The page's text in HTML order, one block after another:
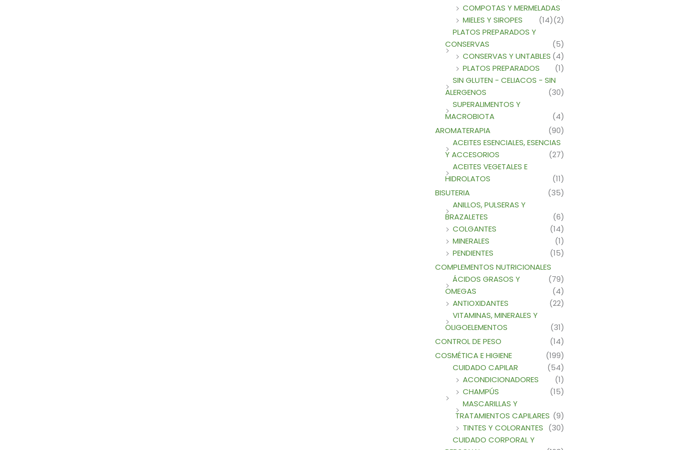
COMPOTAS Y MERMELADAS
(2)
MIELES Y SIROPES
(14)
PLATOS PREPARADOS Y
CONSERVAS
(5)
CONSERVAS Y UNTABLES (4)
PLATOS PREPARADOS
(1)
SIN GLUTEN - CELIACOS - SIN
ALERGENOS
(30)
SUPERALIMENTOS Y
MACROBIOTA
(4)
AROMATERAPIA
(90)
ACEITES ESENCIALES, ESENCIAS
Y ACCESORIOS
(27)
ACEITES VEGETALES E
HIDROLATOS
(11)
BISUTERIA
(35)
ANILLOS, PULSERAS Y
BRAZALETES
(6)
COLGANTES
(14)
MINERALES
(1)
PENDIENTES
(15)
COMPLEMENTOS NUTRICIONALES
(79)
ÁCIDOS GRASOS Y
OMEGAS
(4)
ANTIOXIDANTES
(22)
VITAMINAS, MINERALES Y
OLIGOELEMENTOS
(31)
CONTROL DE PESO
(14)
COSMÉTICA E HIGIENE
(199)
CUIDADO CAPILAR
(54)
ACONDICIONADORES
(1)
CHAMPÚS
(15)
MASCARILLAS Y
TRATAMIENTOS CAPILARES (9)
TINTES Y COLORANTES (30)
CUIDADO CORPORAL Y